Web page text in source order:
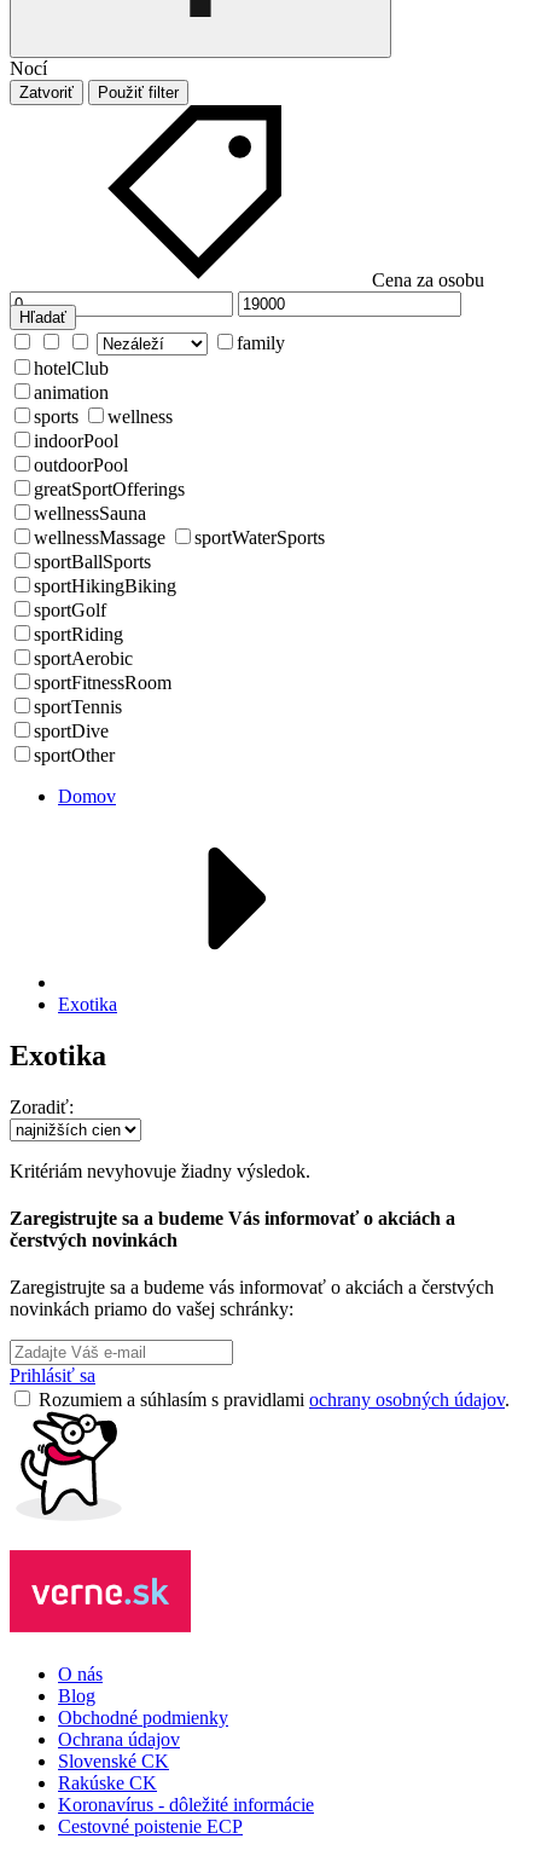
Nocí
Zatvoriť Použiť filter
Cena za osobu
Hľadať
family
hotelClub
animation
sports
wellness
indoorPool
outdoorPool
greatSportOfferings
wellnessSauna
wellnessMassage
sportWaterSports
sportBallSports
sportHikingBiking
sportGolf
sportRiding
sportAerobic
sportFitnessRoom
sportTennis
sportDive
sportOther
Domov
Exotika
Exotika
Zoradiť:
Kritériám nevyhovuje žiadny výsledok.
Zaregistrujte sa a budeme Vás informovať o akciách a
čerstvých novinkách
Zaregistrujte sa a budeme vás informovať o akciách a čerstvých
novinkách priamo do vašej schránky:
Prihlásiť sa
Rozumiem a súhlasím s pravidlami ochrany osobných údajov.
O nás
Blog
Obchodné podmienky
Ochrana údajov
Slovenské CK
Rakúske CK
Koronavírus - dôležité informácie
Cestovné poistenie ECP